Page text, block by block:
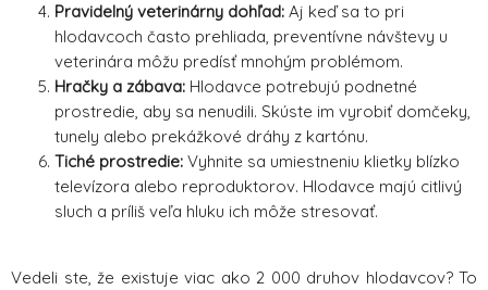
Pravidelný veterinárny dohľad: Aj keď sa to pri
hlodavcoch často prehliada, preventívne návštevy u
veterinára môžu predísť mnohým problémom.
Hračky a zábava: Hlodavce potrebujú podnetné
prostredie, aby sa nenudili. Skúste im vyrobiť domčeky,
tunely alebo prekážkové dráhy z kartónu.
Tiché prostredie: Vyhnite sa umiestneniu klietky blízko
televízora alebo reproduktorov. Hlodavce majú citlivý
sluch a príliš veľa hluku ich môže stresovať.
Vedeli ste, že existuje viac ako 2 000 druhov hlodavcov? To